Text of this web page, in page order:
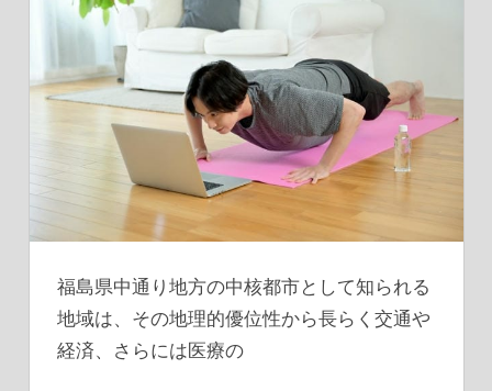
福島県中通り地方の中核都市として知られる
地域は、その地理的優位性から長らく交通や
経済、さらには医療の